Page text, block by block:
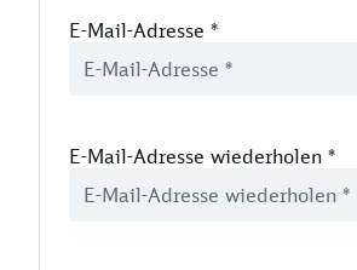
E-Mail-Adresse *
E-Mail-Adresse wiederholen *